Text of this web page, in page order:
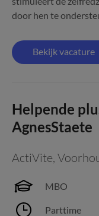
door hen te
Bekijk vacature
Helpende
AgnesStaete
ActiVite,
MBO
Parttime